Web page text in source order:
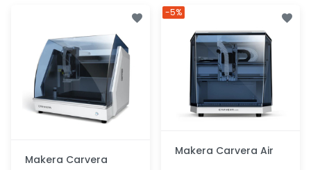
Makera Carvera
Makera Carvera Air
-5%